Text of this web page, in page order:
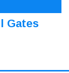
Gates